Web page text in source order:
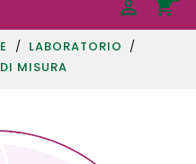
LABORATORIO
MISURA